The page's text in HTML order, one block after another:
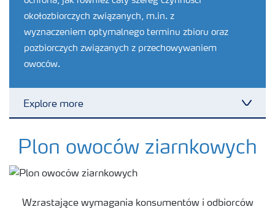
okołozbiorczych związanych, m.in. z
wyznaczeniem optymalnego terminu zbioru oraz
pozbiorczych związanych z przechowywaniem
owoców.
Explore more
Produkty
Uprawy
Plon owoców ziarnkowych
Wzrastające wymagania konsumentów i odbiorców